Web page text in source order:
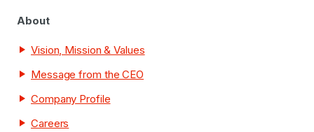
About
Vision, Mission & Values
Message from the CEO
Company Profile
Careers